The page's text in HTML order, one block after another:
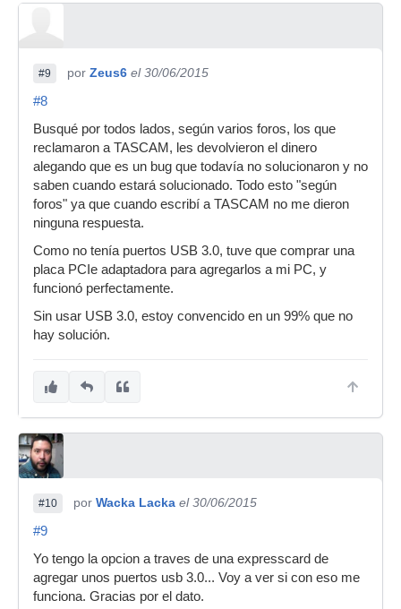
#9 por Zeus6 el 30/06/2015
#8
Busqué por todos lados, según varios foros, los que
reclamaron a TASCAM, les devolvieron el dinero
alegando que es un bug que todavía no solucionaron y no
saben cuando estará solucionado. Todo esto "según
foros" ya que cuando escribí a TASCAM no me dieron
ninguna respuesta.
Como no tenía puertos USB 3.0, tuve que comprar una
placa PCIe adaptadora para agregarlos a mi PC, y
funcionó perfectamente.
Sin usar USB 3.0, estoy convencido en un 99% que no
hay solución.
#10 por Wacka Lacka el 30/06/2015
#9
Yo tengo la opcion a traves de una expresscard de
agregar unos puertos usb 3.0... Voy a ver si con eso me
funciona. Gracias por el dato.